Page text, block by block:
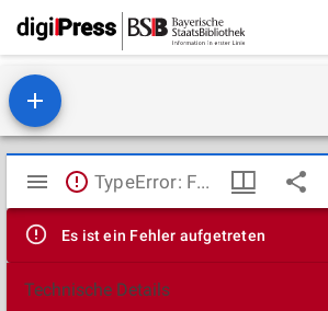
Mirador
Viewer
TypeError: Failed to fetch
Es ist ein Fehler aufgetreten
Technische Details